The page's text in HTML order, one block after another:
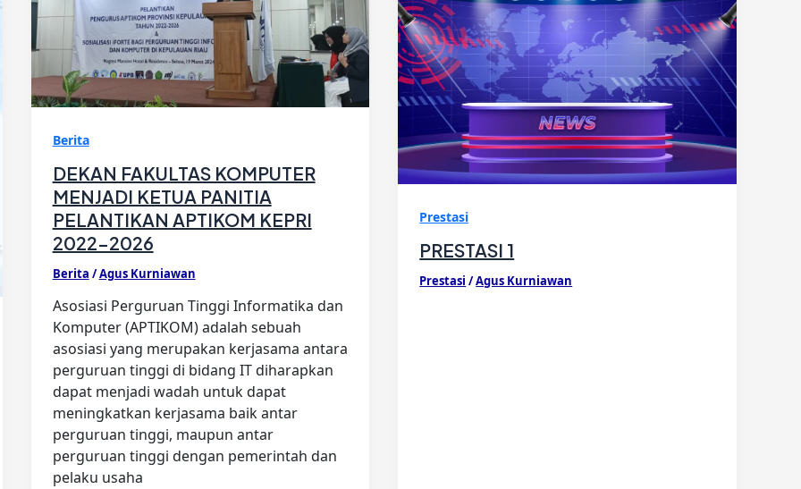
Berita
DEKAN FAKULTAS KOMPUTER
MENJADI KETUA PANITIA
PELANTIKAN APTIKOM KEPRI
2022-2026
Berita /Agus Kurniawan
Asosiasi Perguruan Tinggi Informatika dan
Komputer (APTIKOM) adalah sebuah
asosiasi yang merupakan kerjasama antara
perguruan tinggi di bidang IT diharapkan
dapat menjadi wadah untuk dapat
meningkatkan kerjasama baik antar
perguruan tinggi, maupun antar
perguruan tinggi dengan pemerintah dan
pelaku usaha
Prestasi
PRESTASI 1
Prestasi /Agus Kurniawan